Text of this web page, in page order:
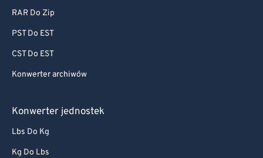
RAR Do Zip
PST Do EST
CST Do EST
Konwerter archiwów
Konwerter jednostek
Lbs Do Kg
Kg Do Lbs